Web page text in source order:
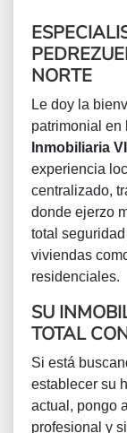
NORTE
Le doy la
patrimonial en
Inmobiliaria
experiencia
centralizado,
donde ejerzo
total
viviendas
residenciales.
SU
TOTAL
Si está
establecer su
actual, pongo
profesional y